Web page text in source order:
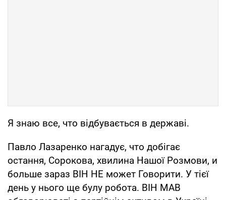
Я знаю все, что відбувається в державі.
Павло Лазаренко нагадує, что добігає
остання, Сорокова, хвилина Нашої Розмови, и
больше зараз ВІН НЕ может Говорити. У тієї
день у нього ще булу робота. ВІН МАВ